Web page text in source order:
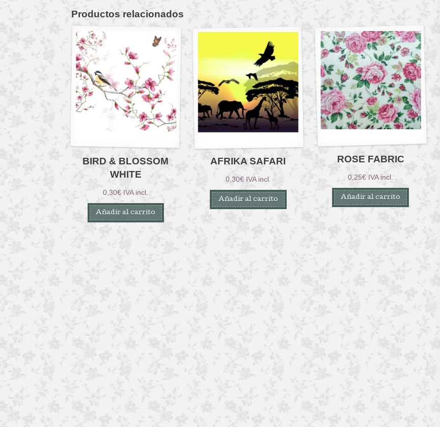
Productos relacionados
BIRD & BLOSSOM
WHITE
0,30€ IVA incl.
Añadir al carrito
AFRIKA SAFARI
0,30€ IVA incl.
Añadir al carrito
ROSE FABRIC
0,25€ IVA incl.
Añadir al carrito